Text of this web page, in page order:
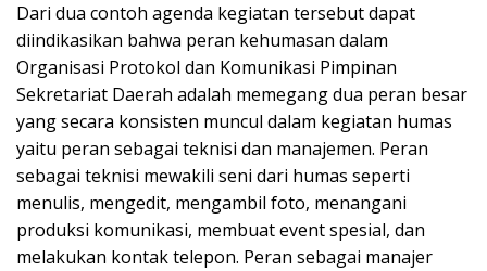
Dari dua contoh agenda kegiatan tersebut dapat
diindikasikan bahwa peran kehumasan dalam
Organisasi Protokol dan Komunikasi Pimpinan
Sekretariat Daerah adalah memegang dua peran besar
yang secara konsisten muncul dalam kegiatan humas
yaitu peran sebagai teknisi dan manajemen. Peran
sebagai teknisi mewakili seni dari humas seperti
menulis, mengedit, mengambil foto, menangani
produksi komunikasi, membuat event spesial, dan
melakukan kontak telepon. Peran sebagai manajer